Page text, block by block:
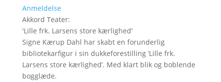
Anmeldelse
Akkord Teater:
'Lille frk. Larsens store kærlighed'
Signe Kærup Dahl har skabt en forunderlig
bibliotekarfigur i sin dukkeforestilling ’Lille frk.
Larsens store kærlighed’. Med klart blik og boblende
bogglæde.